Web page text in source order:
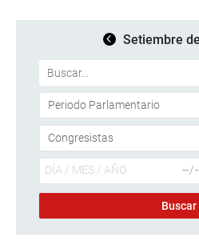
Setiembre